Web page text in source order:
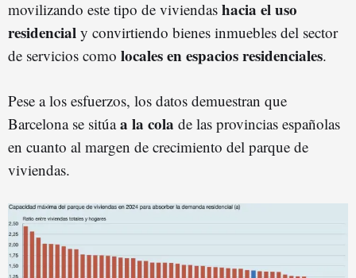
movilizando este tipo de viviendas hacia el uso
residencial y convirtiendo bienes inmuebles del sector
de servicios como locales en espacios residenciales.
Pese a los esfuerzos, los datos demuestran que
Barcelona se sitúaa la cola de las provincias españolas
en cuanto al margen de crecimiento del parque de
viviendas.